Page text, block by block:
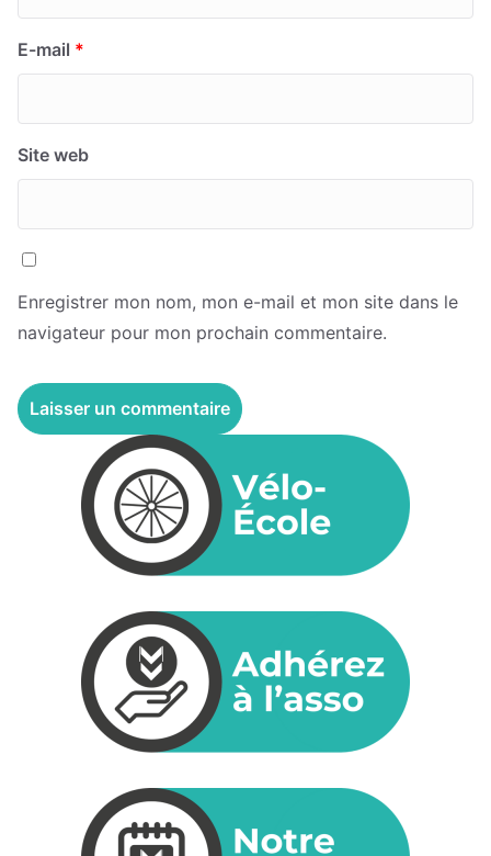
E-mail *
Site web
Enregistrer mon nom, mon e-mail et mon site dans le
navigateur pour mon prochain commentaire.